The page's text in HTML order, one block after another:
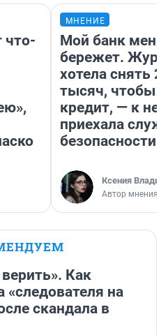
что-
МНЕНИЕ
Мой банк меня
бережет.
хотела снять
тысяч, чтобы
кредит, — к
приехала
безопасности
Ксения
Автор мнения
Как
«следователя на
скандала в